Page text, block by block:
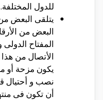
للدول المختلفة.
يتلقى البعض
البعض من
المفتاح
الأتصال من
يكون مزحة أو
نصب و أحتيال
أن تكون فى